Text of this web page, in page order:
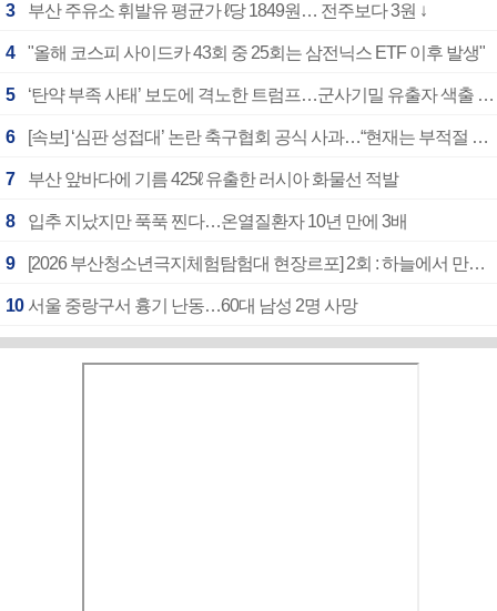
3 부산 주유소 휘발유 평균가 ℓ당 1849원… 전주보다 3원 ↓
4 "올해 코스피 사이드카 43회 중 25회는 삼전닉스 ETF 이후 발생"
5 ‘탄약 부족 사태’ 보도에 격노한 트럼프…군사기밀 유출자 색출 지시
6 [속보] ‘심판 성접대’ 논란 축구협회 공식 사과…“현재는 부적절 행위 없어”
7 부산 앞바다에 기름 425ℓ 유출한 러시아 화물선 적발
8 입추 지났지만 푹푹 찐다…온열질환자 10년 만에 3배
9 [2026 부산청소년극지체험탐험대 현장르포] 2회 : 하늘에서 만난 얼음의 나라
10 서울 중랑구서 흉기 난동…60대 남성 2명 사망